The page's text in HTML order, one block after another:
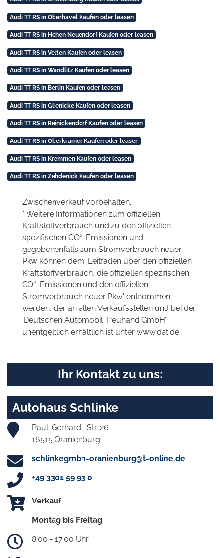
Audi TT RS in Oberhavel Kaufen oder leasen
Audi TT RS in Hohen Neuendorf Kaufen oder leasen
Audi TT RS in Velten Kaufen oder leasen
Audi TT RS in Wandlitz Kaufen oder leasen
Audi TT RS in Berlin Kaufen oder leasen
Audi TT RS in Glienicke Kaufen oder leasen
Audi TT RS in Reinickendorf Kaufen oder leasen
Audi TT RS in Oberkrämer Kaufen oder leasen
Audi TT RS in Kremmen Kaufen oder leasen
Audi TT RS in Zehdenick Kaufen oder leasen
Zwischenverkauf vorbehalten.
* Weitere Informationen zum offiziellen
Kraftstoffverbrauch und zu den offiziellen
spezifischen CO2-Emissionen und
gegebenenfalls zum Stromverbrauch neuer
Pkw können dem 'Leitfaden über den offiziellen
Kraftstoffverbrauch, die offiziellen spezifischen
CO2-Emissionen und den offiziellen
Stromverbrauch neuer Pkw' entnommen
werden, der an allen Verkaufsstellen und bei der
'Deutschen Automobil Treuhand GmbH'
unentgeltlich erhältlich ist unter www.dat.de.
Ihr Kontakt zu uns:
Autohaus Schlinke
Paul-Gerhardt-Str. 26
16515 Oranienburg
schlinkegmbh-oranienburg@t-online.de
+49 3301 59 93 0
Verkauf
Montag bis Freitag
8.00 - 17.00 Uhr